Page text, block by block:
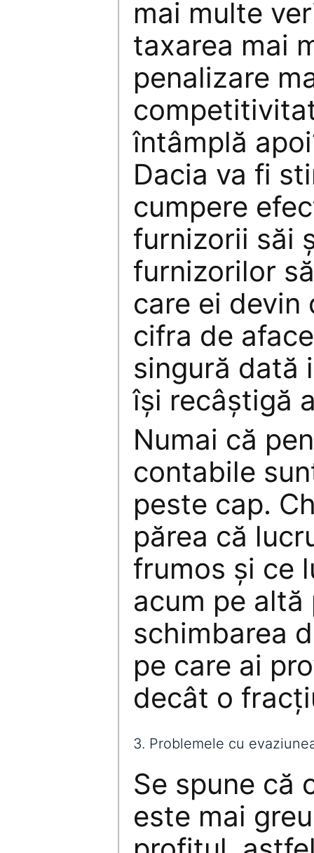
mai multe
taxarea mai
penalizare
întâmplă
Dacia va fi
cumpere
furnizorii săi
furnizorilor
care ei
cifra de
singură dată
își recâștigă
Numai că
contabile
peste cap.
părea că
frumos și ce
acum pe
schimbarea
pe care ai
decât o
3. Problemele cu
Se spune că
este mai